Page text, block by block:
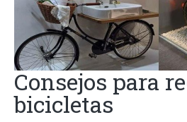
Consejos para
bicicletas